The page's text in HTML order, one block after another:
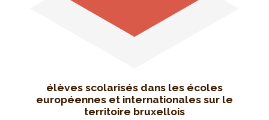
élèves scolarisés dans les écoles
européennes et internationales sur le
territoire bruxellois